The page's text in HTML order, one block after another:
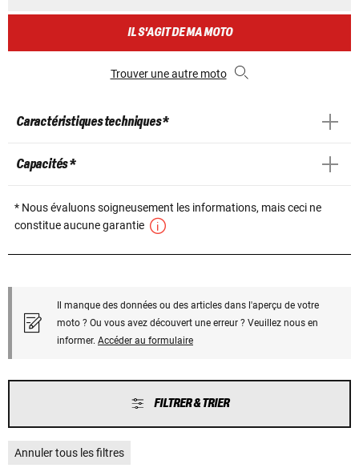
IL S'AGIT DE MA MOTO
Trouver une autre moto
Caractéristiques techniques *
Capacités *
* Nous évaluons soigneusement les informations, mais ceci ne
constitue aucune garantie
Il manque des données ou des articles dans l'aperçu de votre
moto ? Ou vous avez découvert une erreur ? Veuillez nous en
informer. Accéder au formulaire
FILTRER & TRIER
Annuler tous les filtres